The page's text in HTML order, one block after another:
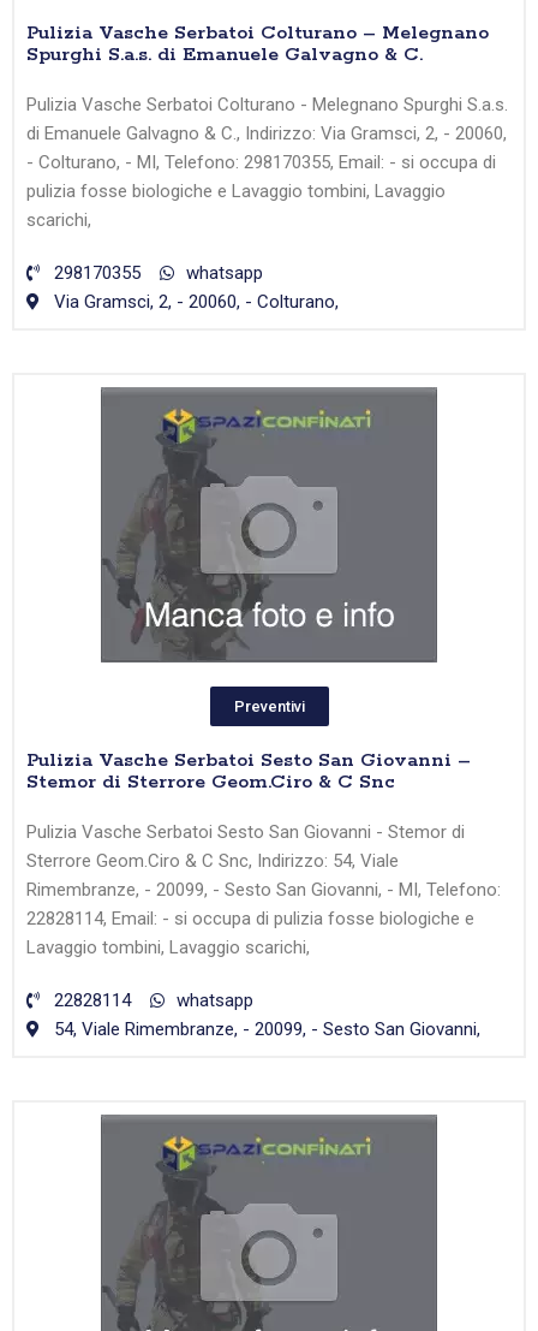
Pulizia Vasche Serbatoi Colturano – Melegnano
Spurghi S.a.s. di Emanuele Galvagno & C.
Pulizia Vasche Serbatoi Colturano - Melegnano Spurghi S.a.s.
di Emanuele Galvagno & C., Indirizzo: Via Gramsci, 2, - 20060,
- Colturano, - MI, Telefono: 298170355, Email: - si occupa di
pulizia fosse biologiche e Lavaggio tombini, Lavaggio
scarichi,
298170355
whatsapp
Via Gramsci, 2, - 20060, - Colturano,
Preventivi
Pulizia Vasche Serbatoi Sesto San Giovanni –
Stemor di Sterrore Geom.Ciro & C Snc
Pulizia Vasche Serbatoi Sesto San Giovanni - Stemor di
Sterrore Geom.Ciro & C Snc, Indirizzo: 54, Viale
Rimembranze, - 20099, - Sesto San Giovanni, - MI, Telefono:
22828114, Email: - si occupa di pulizia fosse biologiche e
Lavaggio tombini, Lavaggio scarichi,
22828114
whatsapp
54, Viale Rimembranze, - 20099, - Sesto San Giovanni,